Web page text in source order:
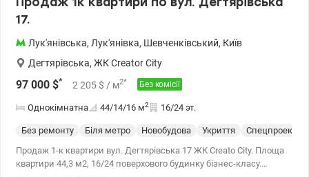
17.
Лук'янівська, Лук'янівка, Шевченківський, Київ
Дегтярівська, ЖК Creator City
97 000 $* 2 205 $ / м2* Без комісії
Однокімнатна 44/14/16 м2 16/24 эт.
Без ремонту Біля метро Новобудова Укриття Спецпроект
Продаж 1-к квартири вул. Дегтярівська 17 ЖК Creatо City. Площа
квартири 44,3 м2, 16/24 поверхового будинку бізнес-класу.